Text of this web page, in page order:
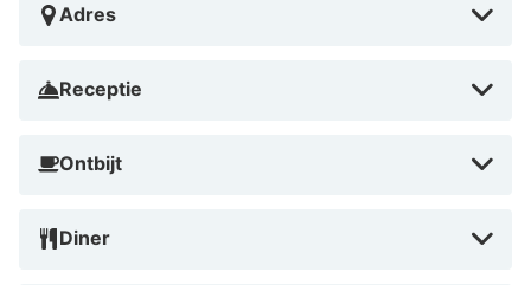
Adres
Receptie
Ontbijt
Diner